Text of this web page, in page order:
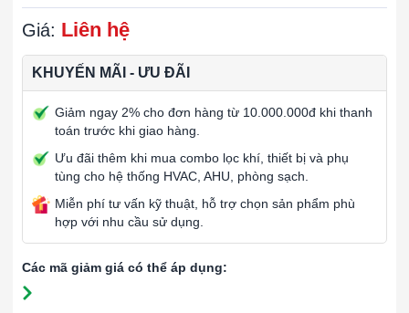
Giá: Liên hệ
KHUYẾN MÃI - ƯU ĐÃI
Giảm ngay 2% cho đơn hàng từ 10.000.000đ khi thanh
toán trước khi giao hàng.
Ưu đãi thêm khi mua combo lọc khí, thiết bị và phụ
tùng cho hệ thống HVAC, AHU, phòng sạch.
Miễn phí tư vấn kỹ thuật, hỗ trợ chọn sản phẩm phù
hợp với nhu cầu sử dụng.
Các mã giảm giá có thể áp dụng: